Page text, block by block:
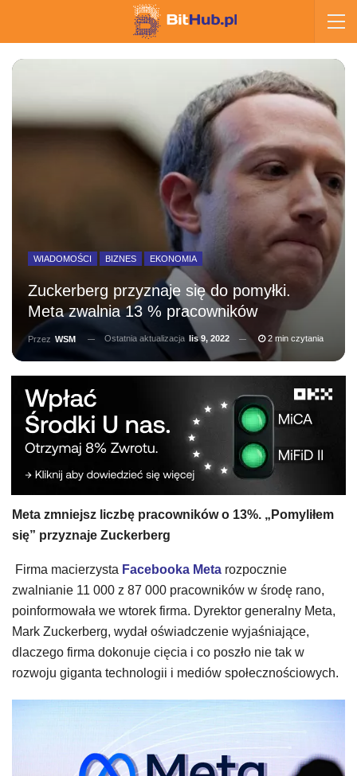
WIADOMOŚCI BIZNES EKONOMIA
Zuckerberg przyznaje się do pomyłki.
Meta zwalnia 13 % pracowników
Przez WSM Ostatnia aktualizacja lis 9, 2022 2 min czytania
Meta zmniejsz liczbę pracowników o 13%. „Pomyliłem
się” przyznaje Zuckerberg
Firma macierzysta Facebooka Meta rozpocznie
zwalnianie 11 000 z 87 000 pracowników w środę rano,
poinformowała we wtorek firma. Dyrektor generalny Meta,
Mark Zuckerberg, wydał oświadczenie wyjaśniające,
dlaczego firma dokonuje cięcia i co poszło nie tak w
rozwoju giganta technologii i mediów społecznościowych.